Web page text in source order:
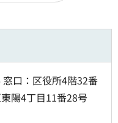
口：区役所4階32番
陽4丁目11番28号